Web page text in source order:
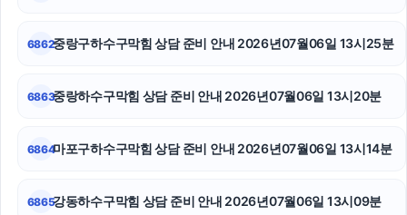
이혼변호사
로드락버거
6862중랑구하수구막힘 상담 준비 안내 2026년07월06일 13시25분
6863중랑하수구막힘 상담 준비 안내 2026년07월06일 13시20분
6864마포구하수구막힘 상담 준비 안내 2026년07월06일 13시14분
6865강동하수구막힘 상담 준비 안내 2026년07월06일 13시09분